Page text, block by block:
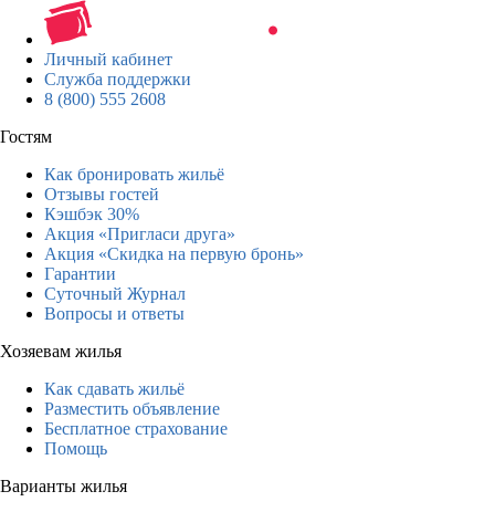
Личный кабинет
Служба поддержки
8 (800) 555 2608
Гостям
Как бронировать жильё
Отзывы гостей
Кэшбэк 30%
Акция «Пригласи друга»
Акция «Скидка на первую бронь»
Гарантии
Суточный Журнал
Вопросы и ответы
Хозяевам жилья
Как сдавать жильё
Разместить объявление
Бесплатное страхование
Помощь
Варианты жилья